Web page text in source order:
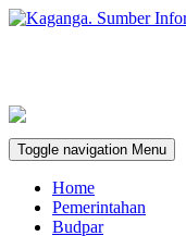
Toggle navigation Menu
Home
Pemerintahan
Budpar